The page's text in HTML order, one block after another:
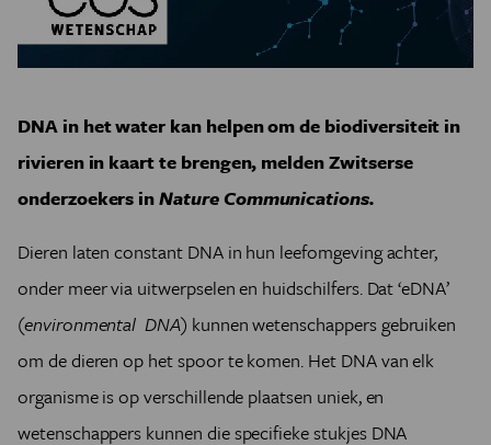
DNA in het water kan helpen om de biodiversiteit in
rivieren in kaart te brengen, melden Zwitserse
onderzoekers inNature Communications.
Dieren laten constant DNA in hun leefomgeving achter,
onder meer via uitwerpselen en huidschilfers. Dat ‘eDNA’
(environmental DNA) kunnen wetenschappers gebruiken
om de dieren op het spoor te komen. Het DNA van elk
organisme is op verschillende plaatsen uniek, en
wetenschappers kunnen die specifieke stukjes DNA